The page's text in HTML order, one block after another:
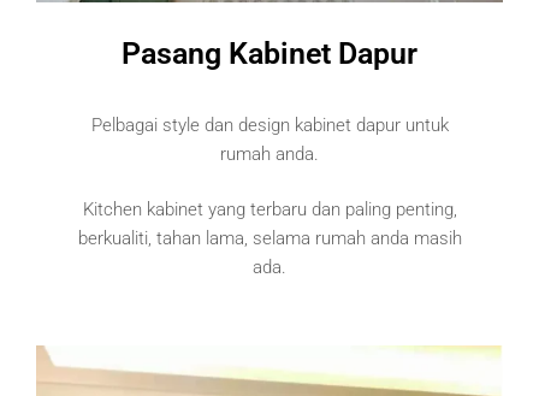
Pasang Kabinet Dapur
Pelbagai style dan design kabinet dapur untuk
rumah anda.
Kitchen kabinet yang terbaru dan paling penting,
berkualiti, tahan lama, selama rumah anda masih
ada.